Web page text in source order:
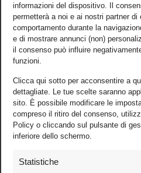
informazioni del dispositivo. Il
permetterà a noi e ai nostri partner di
comportamento durante la
e di mostrare annunci (non)
il consenso può influire
funzioni.
Clicca qui sotto per acconsentire a
dettagliate. Le tue scelte saranno
sito. È possibile modificare le
compreso il ritiro del consenso,
Policy o cliccando sul pulsante di
inferiore dello schermo.
Statistiche